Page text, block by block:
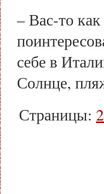
– Вас-то
себе в
Солнце,
Страницы: